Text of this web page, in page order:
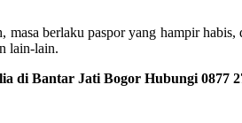
berlaku paspor yang hampir
lain-lain.
di Bantar Jati Bogor Hubungi 0877